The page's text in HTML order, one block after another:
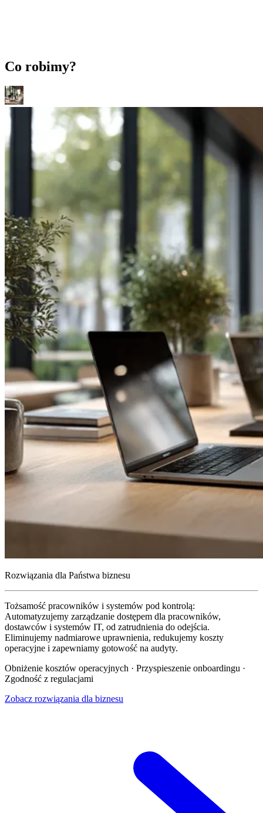
Co robimy?
Rozwiązania dla Państwa biznesu
Tożsamość pracowników i systemów pod kontrolą:
Automatyzujemy zarządzanie dostępem dla pracowników,
dostawców i systemów IT, od zatrudnienia do odejścia.
Eliminujemy nadmiarowe uprawnienia, redukujemy koszty
operacyjne i zapewniamy gotowość na audyty.
Obniżenie kosztów operacyjnych · Przyspieszenie onboardingu ·
Zgodność z regulacjami
Zobacz rozwiązania dla biznesu